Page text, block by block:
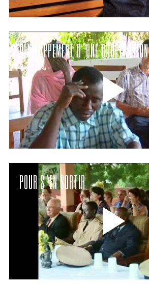
DÉVELOPPEMENT D’UNE COOPÉRATION
POUR S’EN SORTIR